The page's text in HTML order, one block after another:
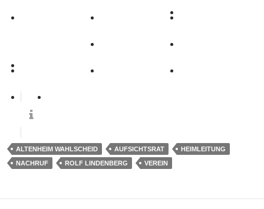
ALTENHEIM WAHLSCHEID AUFSICHTSRAT
HEIMLEITUNG
NACHRUF
ROLF LINDENBERG VEREIN